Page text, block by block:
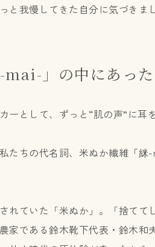
と我慢してきた自分に気づきま
mai-」の中にあった
ーとして、ずっと“肌の声”に耳
たちの代名詞、米ぬか繊維「䋛
れていた「米ぬか」。「捨てて
家である鈴木靴下代表・鈴木和